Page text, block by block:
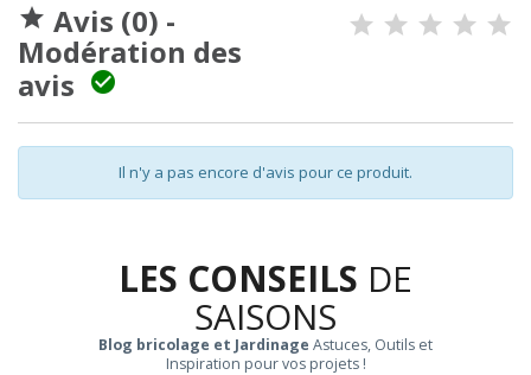
 Avis (0) -
Modération des
avis

Il n'y a pas encore d'avis pour ce produit.
LES CONSEILS DE
SAISONS
Blog bricolage et Jardinage Astuces, Outils et
Inspiration pour vos projets !